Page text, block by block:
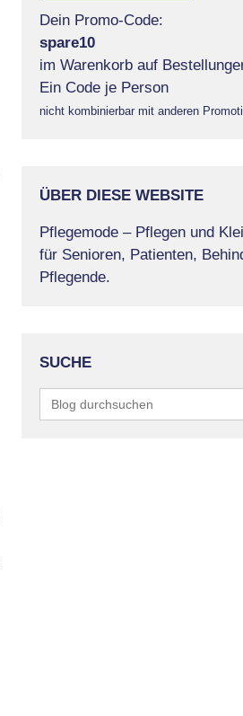
Dein Promo-Code:
spare10
im Warenkorb auf
Ein Code je Person
nicht kombinierbar mit anderen
ÜBER DIESE WEBSITE
Pflegemode – Pflegen und
für Senioren, Patienten,
Pflegende.
SUCHE
Search
for: